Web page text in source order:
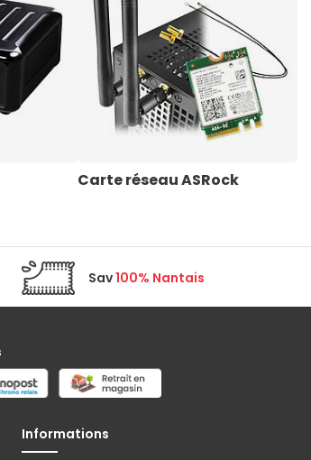
Carte réseau ASRock
Sav100% Nantais
Informations